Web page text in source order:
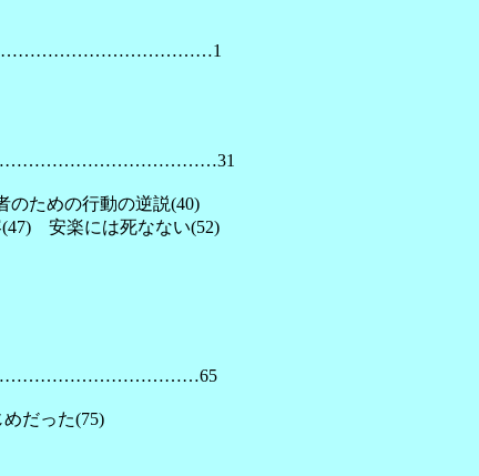
ための行動の逆説(40)
安楽には死なない(52)
だった(75)